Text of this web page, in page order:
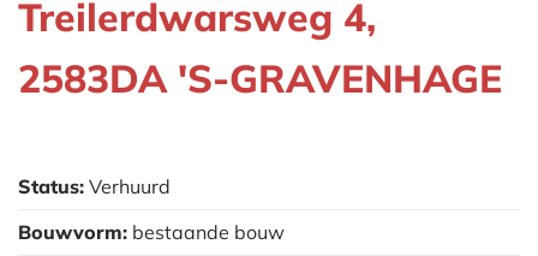
Treilerdwarsweg 4,
2583DA 'S-GRAVENHAGE
Status: Verhuurd
Bouwvorm: bestaande bouw